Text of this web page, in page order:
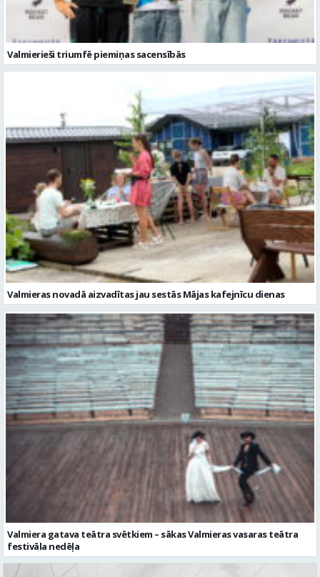
Valmierieši triumfē piemiņas sacensībās
Valmieras novadā aizvadītas jau sestās Mājas kafejnīcu dienas
Valmiera gatava teātra svētkiem – sākas Valmieras vasaras teātra
festivāla nedēļa